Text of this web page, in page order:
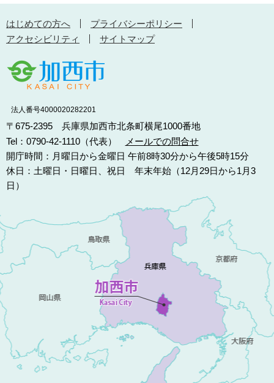
はじめての方へ
プライバシーポリシー
アクセシビリティ
サイトマップ
法人番号4000020282201
〒675-2395 兵庫県加西市北条町横尾1000番地
Tel：0790-42-1110（代表）
メールでの問合せ
開庁時間：月曜日から金曜日 午前8時30分から午後5時15分
休日：土曜日・日曜日、祝日 年末年始（12月29日から1月3
日）